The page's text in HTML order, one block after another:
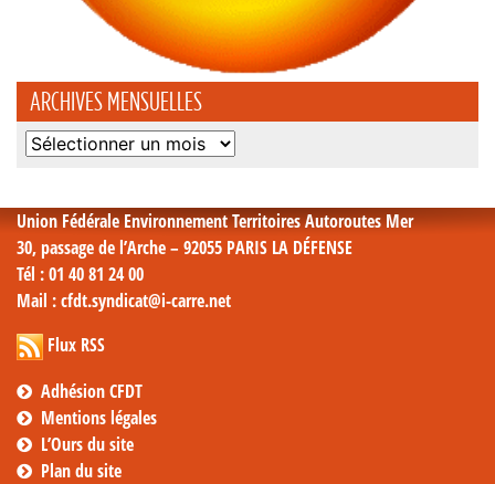
ARCHIVES MENSUELLES
Archives
Union Fédérale Environnement Territoires Autoroutes Mer
30, passage de l’Arche – 92055 PARIS LA DÉFENSE
Tél : 01 40 81 24 00
Mail : cfdt.syndicat@i-carre.net
Flux RSS
Adhésion CFDT
Mentions légales
L’Ours du site
Plan du site